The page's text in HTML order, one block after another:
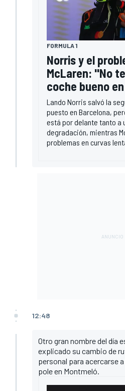
FORMULA 1
Norris y el
McLaren: "No
coche bueno
Lando Norris salvó la
puesto en Barcelona,
está por delante tanto a
degradación, mientras
problemas en curvas
12:48
Otro gran nombre del día
explicado su cambio de
personal para acercarse
pole en Montmeló.